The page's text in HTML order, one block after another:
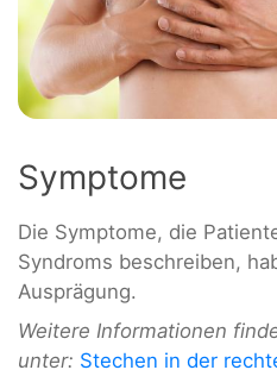
Symptome
Die Symptome, die
Syndroms beschreiben,
Ausprägung.
Weitere Informationen
unter: Stechen in der